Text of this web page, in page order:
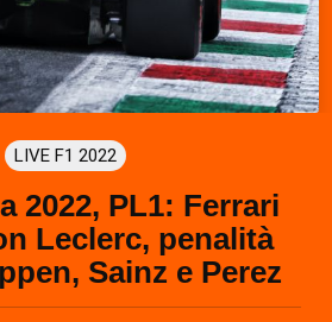
LIVE F1 2022
2022, PL1: Ferrari
Leclerc, penalità
Sainz e Perez